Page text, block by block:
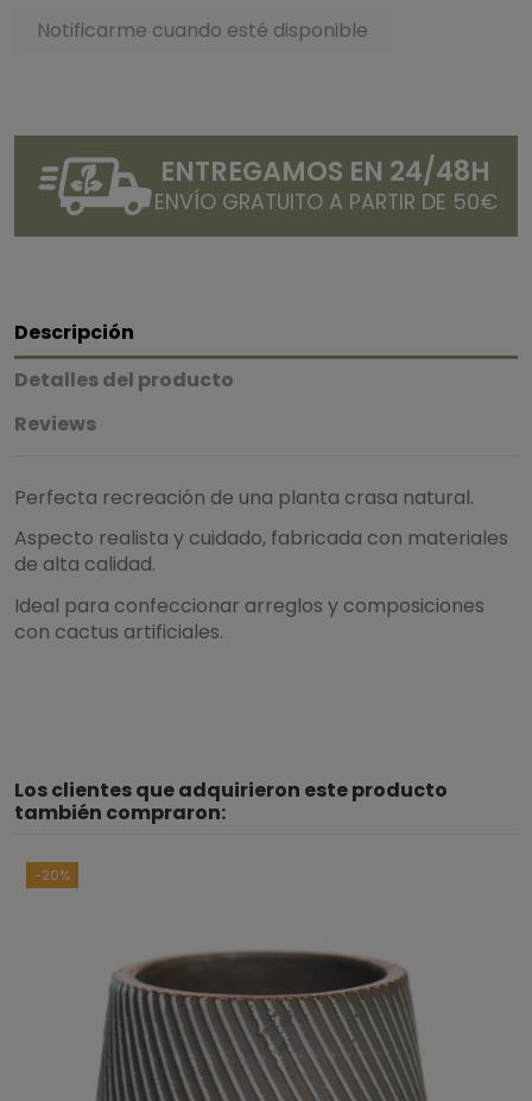
ENTREGAMOS EN 24/48H
ENVÍO GRATUITO A PARTIR DE 50€
Descripción
Detalles del producto
Reviews
Perfecta recreación de una planta crasa natural.
Aspecto realista y cuidado, fabricada con materiales
de alta calidad.
Ideal para confeccionar arreglos y composiciones
con cactus artificiales.
Los clientes que adquirieron este producto
también compraron:
-20%